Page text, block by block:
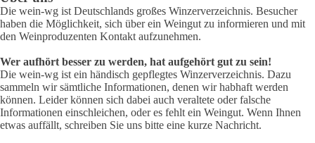
Die wein-wg ist Deutschlands großes Winzerverzeichnis. Besucher
haben die Möglichkeit, sich über ein Weingut zu informieren und mit
den Weinproduzenten Kontakt aufzunehmen.
Wer aufhört besser zu werden, hat aufgehört gut zu sein!
Die wein-wg ist ein händisch gepflegtes Winzerverzeichnis. Dazu
sammeln wir sämtliche Informationen, denen wir habhaft werden
können. Leider können sich dabei auch veraltete oder falsche
Informationen einschleichen, oder es fehlt ein Weingut. Wenn Ihnen
etwas auffällt, schreiben Sie uns bitte eine kurze Nachricht.